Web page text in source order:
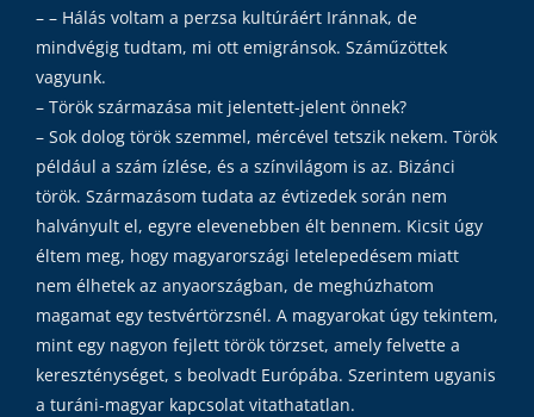
– – Hálás voltam a perzsa kultúráért Iránnak, de
mindvégig tudtam, mi ott emigránsok. Száműzöttek
vagyunk.
– Török származása mit jelentett-jelent önnek?
– Sok dolog török szemmel, mércével tetszik nekem. Török
például a szám ízlése, és a színvilágom is az. Bizánci
török. Származásom tudata az évtizedek során nem
halványult el, egyre elevenebben élt bennem. Kicsit úgy
éltem meg, hogy magyarországi letelepedésem miatt
nem élhetek az anyaországban, de meghúzhatom
magamat egy testvértörzsnél. A magyarokat úgy tekintem,
mint egy nagyon fejlett török törzset, amely felvette a
kereszténységet, s beolvadt Európába. Szerintem ugyanis
a turáni-magyar kapcsolat vitathatatlan.